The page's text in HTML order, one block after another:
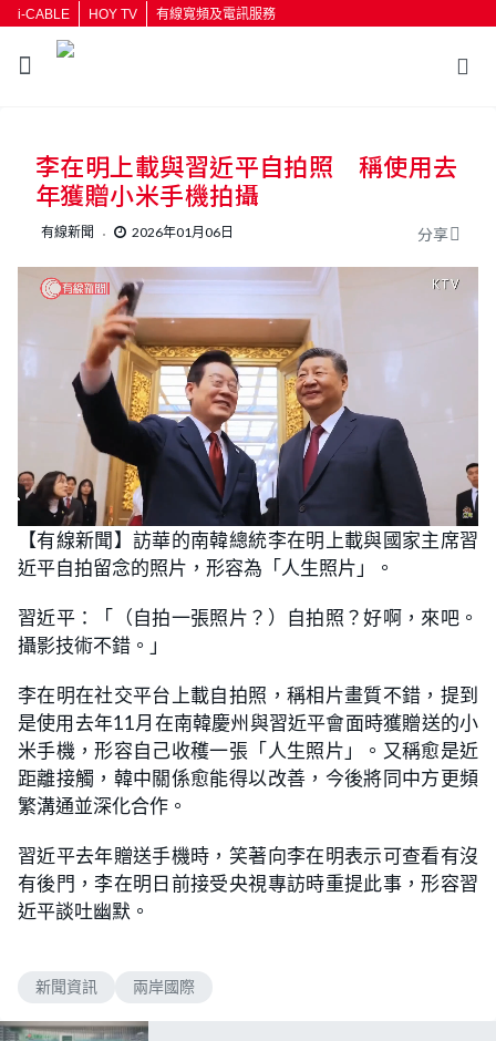
i-CABLE HOY TV 有線寬頻及電訊服務
按輸入鍵開始搜尋
李在明上載與習近平自拍照 稱使用去
年獲贈小米手機拍攝
有線新聞 2026年01月06日 分享
U
n
m
t
e
o
a
d
e
d
8
.
【有線新聞】訪華的南韓總統李在明上載與國家主席習
近平自拍留念的照片，形容為「人生照片」。
習近平：「（自拍一張照片？）自拍照？好啊，來吧。
攝影技術不錯。」
李在明在社交平台上載自拍照，稱相片畫質不錯，提到
是使用去年11月在南韓慶州與習近平會面時獲贈送的小
米手機，形容自己收穫一張「人生照片」。又稱愈是近
距離接觸，韓中關係愈能得以改善，今後將同中方更頻
繁溝通並深化合作。
習近平去年贈送手機時，笑著向李在明表示可查看有沒
有後門，李在明日前接受央視專訪時重提此事，形容習
近平談吐幽默。
新聞資訊 兩岸國際